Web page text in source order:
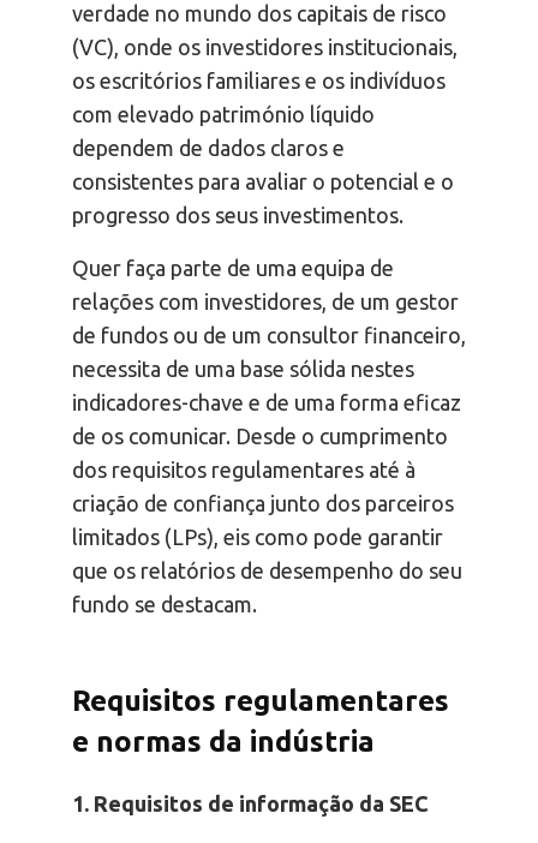
verdade no mundo dos capitais de risco
(VC), onde os investidores institucionais,
os escritórios familiares e os indivíduos
com elevado património líquido
dependem de dados claros e
consistentes para avaliar o potencial e o
progresso dos seus investimentos.
Quer faça parte de uma equipa de
relações com investidores, de um gestor
de fundos ou de um consultor financeiro,
necessita de uma base sólida nestes
indicadores-chave e de uma forma eficaz
de os comunicar. Desde o cumprimento
dos requisitos regulamentares até à
criação de confiança junto dos parceiros
limitados (LPs), eis como pode garantir
que os relatórios de desempenho do seu
fundo se destacam.
Requisitos regulamentares
e normas da indústria
1. Requisitos de informação da SEC